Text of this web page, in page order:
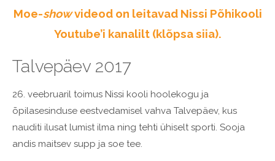
Moe-showvideod on leitavad Nissi Põhikooli
Youtube’i kanalilt (klõpsa siia).
Talvepäev 2017
26. veebruaril toimus Nissi kooli hoolekogu ja
õpilasesinduse eestvedamisel vahva Talvepäev, kus
nauditi ilusat lumist ilma ning tehti ühiselt sporti. Sooja
andis maitsev supp ja soe tee.